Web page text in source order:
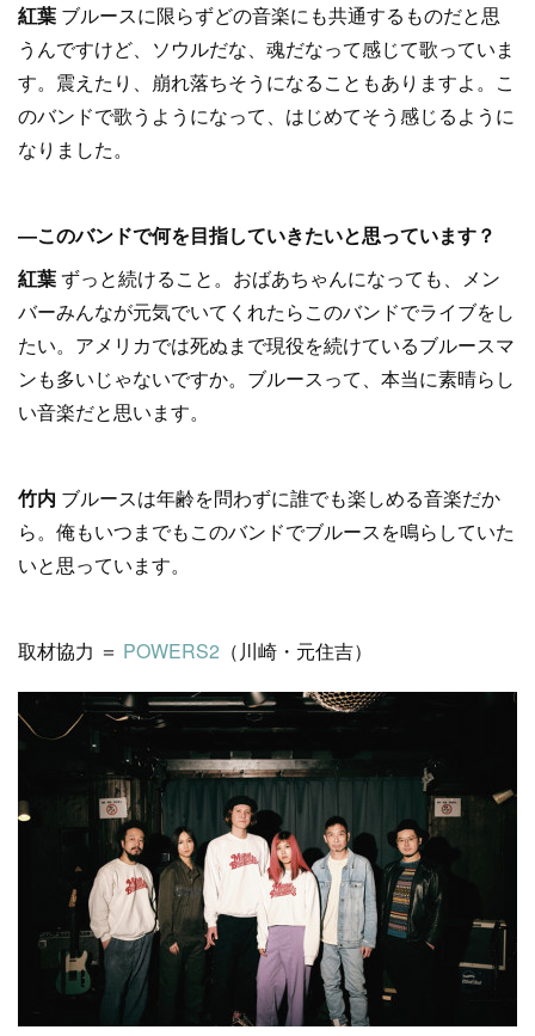
紅葉 ブルースに限らずどの音楽にも共通するものだと思
うんですけど、ソウルだな、魂だなって感じて歌っていま
す。震えたり、崩れ落ちそうになることもありますよ。こ
のバンドで歌うようになって、はじめてそう感じるように
なりました。
―このバンドで何を目指していきたいと思っています？
紅葉ずっと続けること。おばあちゃんになっても、メン
バーみんなが元気でいてくれたらこのバンドでライブをし
たい。アメリカでは死ぬまで現役を続けているブルースマ
ンも多いじゃないですか。ブルースって、本当に素晴らし
い音楽だと思います。
竹内 ブルースは年齢を問わずに誰でも楽しめる音楽だか
ら。俺もいつまでもこのバンドでブルースを鳴らしていた
いと思っています。
取材協力 ＝ POWERS2 （川崎・元住吉）